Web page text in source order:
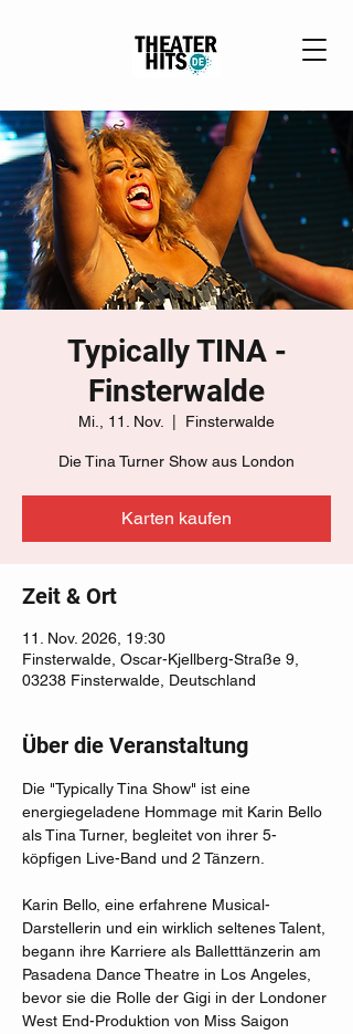
Typically TINA -
Finsterwalde
Mi., 11. Nov. Finsterwalde
Die Tina Turner Show aus London
Karten kaufen
Zeit & Ort
11. Nov. 2026, 19:30
Finsterwalde, Oscar-Kjellberg-Straße 9,
03238 Finsterwalde, Deutschland
Über die Veranstaltung
Die "Typically Tina Show" ist eine
energiegeladene Hommage mit Karin Bello
als Tina Turner, begleitet von ihrer 5-
köpfigen Live-Band und 2 Tänzern.
Karin Bello, eine erfahrene Musical-
Darstellerin und ein wirklich seltenes Talent,
begann ihre Karriere als Balletttänzerin am
Pasadena Dance Theatre in Los Angeles,
bevor sie die Rolle der Gigi in der Londoner
West End-Produktion von Miss Saigon